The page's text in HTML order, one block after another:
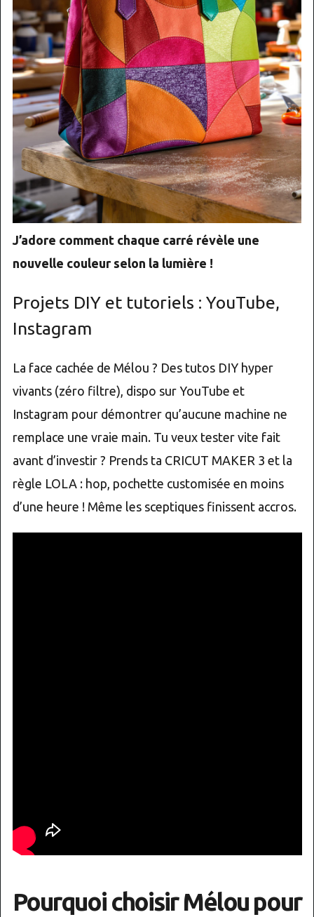
J’adore comment chaque carré révèle une
nouvelle couleur selon la lumière !
Projets DIY et tutoriels : YouTube,
Instagram
La face cachée de Mélou ? Des tutos DIY hyper
vivants (zéro filtre), dispo sur YouTube et
Instagram pour démontrer qu’aucune machine ne
remplace une vraie main. Tu veux tester vite fait
avant d’investir ? Prends ta CRICUT MAKER 3 et la
règle LOLA : hop, pochette customisée en moins
d’une heure ! Même les sceptiques finissent accros.
Pourquoi choisir Mélou pour